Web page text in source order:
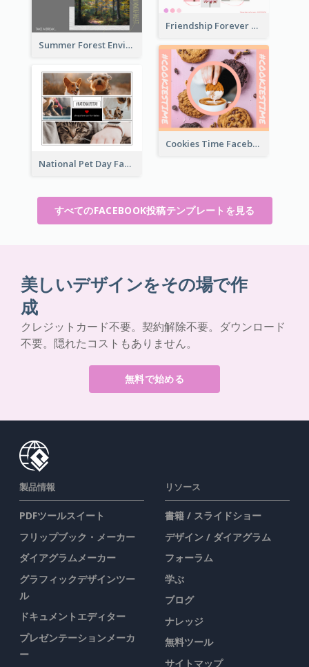
Friendship Forever Facebook Post
Summer Forest Environment Facebook Post
Cookies Time Facebook Post
National Pet Day Facebook Post
すべてのFACEBOOK投稿テンプレートを見る
美しいデザインをその場で作
成
クレジットカード不要。契約解除不要。ダウンロード
不要。隠れたコストもありません。
無料で始める
製品情報
PDFツールスイート
フリップブック・メーカー
ダイアグラムメーカー
グラフィックデザインツー
ル
ドキュメントエディター
プレゼンテーションメーカ
ー
リソース
書籍 / スライドショー
デザイン / ダイアグラム
フォーラム
学ぶ
ブログ
ナレッジ
無料ツール
サイトマップ